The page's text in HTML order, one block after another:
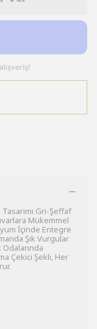
Gri-Şeffaf
Mükemmel
İçinde Entegre
Şık Vurgular
Odalarında
Çekici Şekli, Her